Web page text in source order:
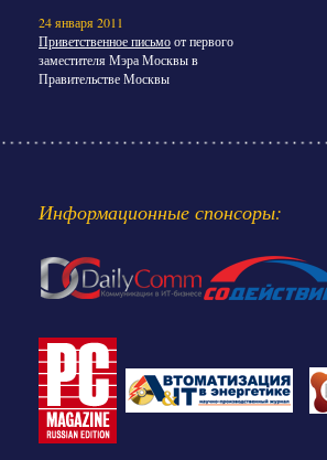
24 января 2011
Приветственное письмоот первого
заместителя Мэра Москвы в
Правительстве Москвы
Информационные спонсоры: